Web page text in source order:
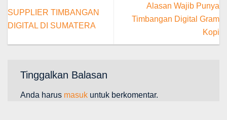
SUPPLIER TIMBANGAN
DIGITAL DI SUMATERA
Alasan Wajib Punya
Timbangan Digital Gram
Kopi
Tinggalkan Balasan
Anda harus masuk untuk berkomentar.